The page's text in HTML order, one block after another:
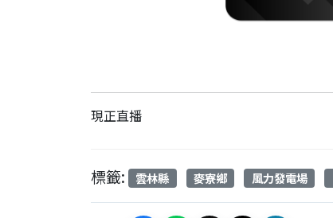
現正直播
標籤: 雲林縣 麥寮鄉 風力發電場